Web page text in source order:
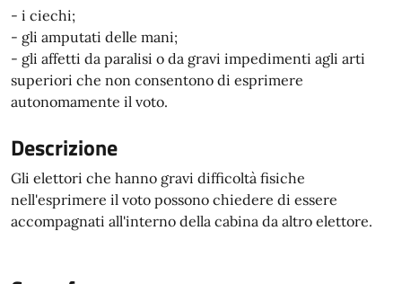
- i ciechi;
- gli amputati delle mani;
- gli affetti da paralisi o da gravi impedimenti agli arti
superiori che non consentono di esprimere
autonomamente il voto.
Descrizione
Gli elettori che hanno gravi difficoltà fisiche
nell'esprimere il voto possono chiedere di essere
accompagnati all'interno della cabina da altro elettore.